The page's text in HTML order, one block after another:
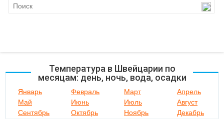
Температура в Швейцарии по
месяцам: день, ночь, вода, осадки
Январь Февраль Март
Апрель
Май
Июнь Июль
Август
Сентябрь
Октябрь Ноябрь Декабрь